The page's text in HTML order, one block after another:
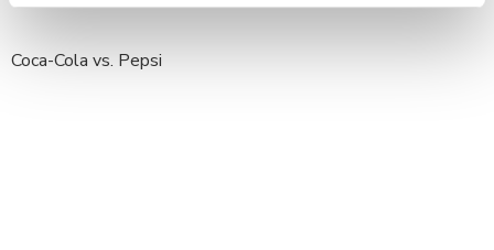
Coca-Cola vs. Pepsi